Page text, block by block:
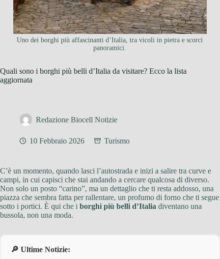
Uno dei borghi più affascinanti d’Italia, tra vicoli in pietra e scorci
panoramici.
Quali sono i borghi più belli d’Italia da visitare? Ecco la lista
aggiornata
Redazione Biocell Notizie
10 Febbraio 2026 Turismo
C’è un momento, quando lasci l’autostrada e inizi a salire tra curve e
campi, in cui capisci che stai andando a cercare qualcosa di diverso.
Non solo un posto “carino”, ma un dettaglio che ti resta addosso, una
piazza che sembra fatta per rallentare, un profumo di forno che ti segue
sotto i portici. È qui che i borghi più belli d’Italia diventano una
bussola, non una moda.
🔎 Ultime Notizie: